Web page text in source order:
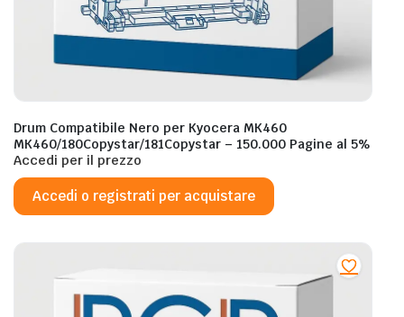
Drum Compatibile Nero per Kyocera MK460
MK460/180Copystar/181Copystar – 150.000 Pagine al 5%
Accedi per il prezzo
Accedi o registrati per acquistare